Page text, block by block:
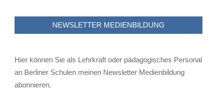
NEWSLETTER MEDIENBILDUNG
Hier können Sie als Lehrkraft oder pädagogisches Personal
an Berliner Schulen meinen Newsletter Medienbildung
abonnieren.